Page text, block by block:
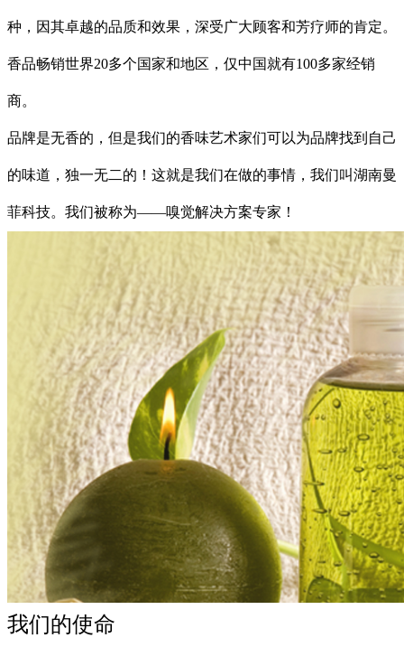
种，因其卓越的品质和效果，深受广大顾客和芳疗师的肯定。
香品畅销世界20多个国家和地区，仅中国就有100多家经销
商。
品牌是无香的，但是我们的香味艺术家们可以为品牌找到自己
的味道，独一无二的！这就是我们在做的事情，我们叫湖南曼
菲科技。我们被称为——嗅觉解决方案专家！
我们的使命